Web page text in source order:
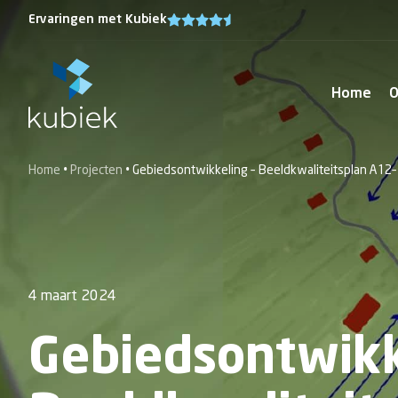
Ervaringen met Kubiek
Home
Ons
Participatie en communicatie
Locatieanalyse
Home • Projecten • Gebiedsontwikkeling – Beeldkwaliteitsplan
4 maart 2024